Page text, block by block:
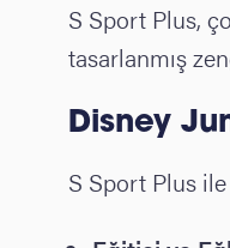
S Sport Plus,
tasarlanmış
Disney
S Sport Plus